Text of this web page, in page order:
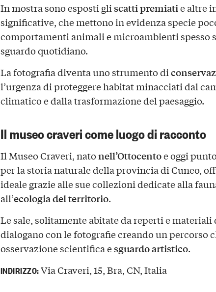
In mostra sono esposti gliscatti premiatie altre
significative, che mettono in evidenza specie
comportamenti animali e microambienti spesso
sguardo quotidiano.
La fotografia diventa uno strumento di
l’urgenza di proteggere habitat minacciati dal
climatico e dalla trasformazione del paesaggio.
Il museo craveri come luogo di racconto
Il Museo Craveri, natonell’Ottocentoe oggi
per la storia naturale della provincia di Cuneo,
ideale grazie alle sue collezioni dedicate alla
all’ecologia del territorio.
Le sale, solitamente abitate da reperti e
dialogano con le fotografie creando un percorso
osservazione scientifica esguardo artistico.
INDIRIZZO:Via Craveri, 15, Bra, CN, Italia